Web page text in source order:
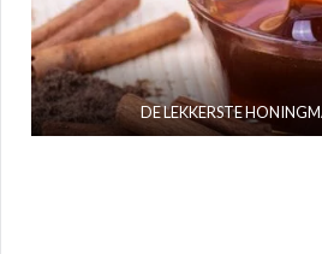
DE LEKKERSTE